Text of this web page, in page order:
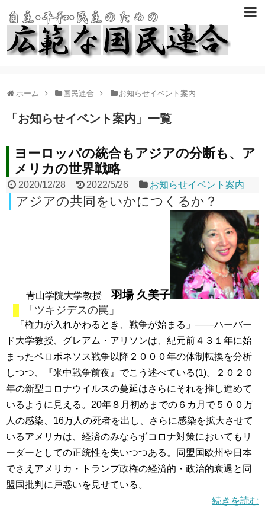
ホーム 国民連合 お知らせイベント案内
「 お知らせイベント案内 」 一覧
ヨーロッパの統合もアジアの分断も、ア
メリカの世界戦略
2020/12/28 2022/5/26 お知らせイベント案内
アジアの共同をいかにつくるか？
青山学院大学教授羽場 久美子
「ツキジデスの罠」
「権力が入れかわるとき、戦争が始まる」――ハーバー
ド大学教授、グレアム・アリソンは、紀元前４３１年に始
まったペロポネソス戦争以降２０００年の体制転換を分析
しつつ、『米中戦争前夜』でこう述べている(1)。２０２０
年の新型コロナウイルスの蔓延はさらにそれを推し進めて
いるように見える。20年８月初めまでの６カ月で５００万
人の感染、16万人の死者を出し、さらに感染を拡大させて
いるアメリカは、経済のみならずコロナ対策においてもリ
ーダーとしての正統性を失いつつある。同盟国欧州や日本
でさえアメリカ・トランプ政権の経済的・政治的衰退と同
盟国批判に戸惑いを見せている。
続きを読む